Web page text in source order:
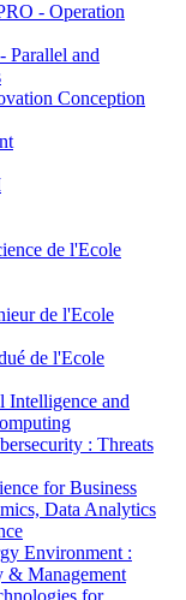
- Operation
Parallel and
Conception
de l'Ecole
de l'Ecole
de l'Ecole
and
: Threats
for Business
Data Analytics
Environment :
& Management
for